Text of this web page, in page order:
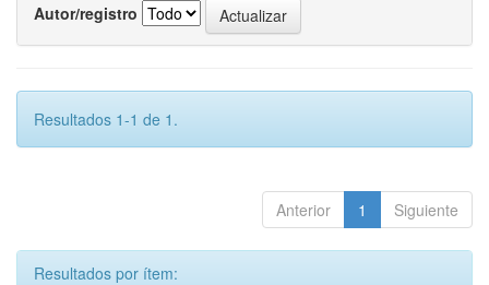
Autor/registro
Resultados 1-1 de 1.
Anterior 1 Siguiente
Resultados por ítem: